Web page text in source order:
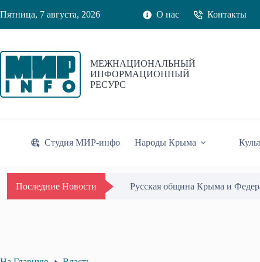
к
Пятница, 7 августа, 2026 О нас Контакты
МЕЖНАЦИОНАЛЬНЫЙ
ИНФОРМАЦИОННЫЙ
РЕСУРС
Студия МИР-инфо Народы Крыма
Последние Новости Одиссей Пипия удостоен